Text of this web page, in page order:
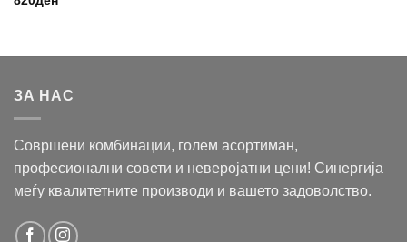
ЗА НАС
Совршени комбинации, голем асортиман,
професионални совети и неверојатни цени! Синергија
меѓу квалитетните производи и вашето задоволство.